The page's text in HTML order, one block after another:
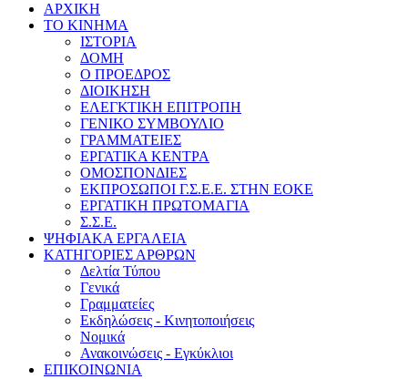
ΑΡΧΙΚΗ
ΤΟ ΚΙΝΗΜΑ
ΙΣΤΟΡΙΑ
ΔΟΜΗ
Ο ΠΡΟΕΔΡΟΣ
ΔΙΟΙΚΗΣΗ
ΕΛΕΓΚΤΙΚΗ ΕΠΙΤΡΟΠΗ
ΓΕΝΙΚΟ ΣΥΜΒΟΥΛΙΟ
ΓΡΑΜΜΑΤΕΙΕΣ
ΕΡΓΑΤΙΚΑ ΚΕΝΤΡΑ
ΟΜΟΣΠΟΝΔΙΕΣ
ΕΚΠΡΟΣΩΠΟΙ Γ.Σ.Ε.Ε. ΣΤΗΝ ΕΟΚΕ
ΕΡΓΑΤΙΚΗ ΠΡΩΤΟΜΑΓΙΑ
Σ.Σ.Ε.
ΨΗΦΙΑΚΑ ΕΡΓΑΛΕΙΑ
ΚΑΤΗΓΟΡΙΕΣ ΑΡΘΡΩΝ
Δελτία Τύπου
Γενικά
Γραμματείες
Εκδηλώσεις - Κινητοποιήσεις
Νομικά
Ανακοινώσεις - Εγκύκλιοι
ΕΠΙΚΟΙΝΩΝΙΑ